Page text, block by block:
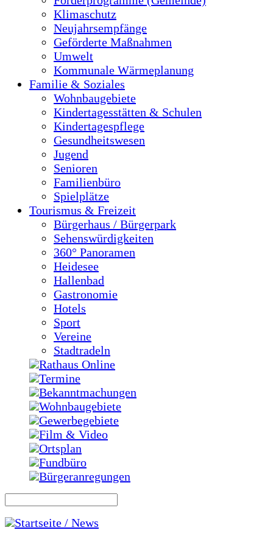
Klimaschutz
Neujahrsempfänge
Geförderte Maßnahmen
Umwelt
Kommunale Wärmeplanung
Familie & Soziales
Wohnbaugebiete
Kindertagesstätten & Schulen
Kindertagespflege
Gesundheitswesen
Jugend
Senioren
Familienbüro
Spielplätze
Tourismus & Freizeit
Bürgerhaus / Bürgerpark
Sehenswürdigkeiten
360° Panoramen
Heidesee
Hallenbad
Gastronomie
Hotels
Sport
Vereine
Stadtradeln
Rathaus Online
Termine
Bekanntmachungen
Wohnbaugebiete
Gewerbegebiete
Film & Video
Ortsplan
Fundbüro
Bürgeranregungen
Startseite / News